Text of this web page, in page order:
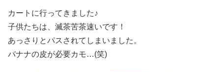
カートに行ってきました♪
子供たちは、滅茶苦茶速いです！
あっさりとパスされてしまいました。
バナナの皮が必要カモ…(笑)